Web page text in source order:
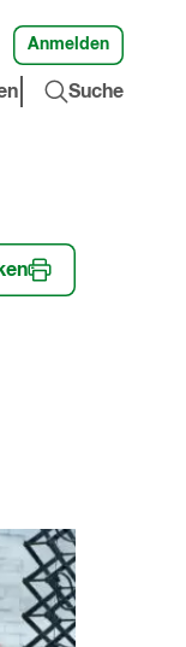
Anmelden
Suche
Suche
öffnen